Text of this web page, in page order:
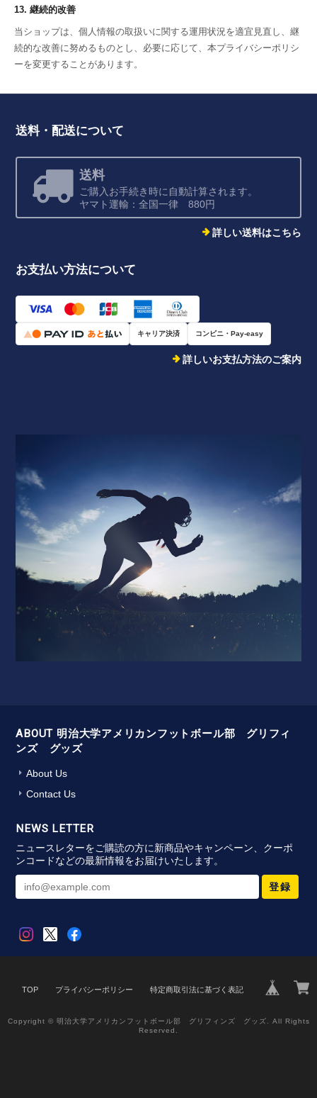
13. 継続的改善
当ショップは、個人情報の取扱いに関する運用状況を適宜見直し、継
続的な改善に努めるものとし、必要に応じて、本プライバシーポリシ
ーを変更することがあります。
送料・配送について
送料
ご購入お手続き時に自動計算されます。
ヤマト運輸：全国一律 880円
詳しい送料はこちら
お支払い方法について
キャリア決済 コンビニ・Pay-easy
詳しいお支払方法のご案内
ABOUT 明治大学アメリカンフットボール部 グリフィ
ンズ グッズ
About Us
Contact Us
NEWS LETTER
ニュースレターをご購読の方に新商品やキャンペーン、クーポ
ンコードなどの最新情報をお届けいたします。
登録
TOP プライバシーポリシー 特定商取引法に基づく表記
Copyright © 明治大学アメリカンフットボール部 グリフィンズ グッズ. All Rights
Reserved.